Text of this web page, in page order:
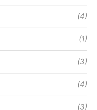
(4)
(1)
(3)
(4)
(3)